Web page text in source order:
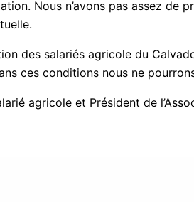
Nous n’avons pas assez de
des salariés agricole du
ces conditions nous ne
agricole et Président de